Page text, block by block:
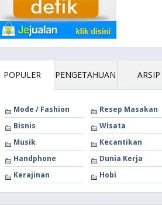
POPULER PENGETAHUAN ARSIP
Mode / Fashion
Resep Masakan
Bisnis
Wisata
Musik
Kecantikan
Handphone
Dunia Kerja
Kerajinan
Hobi